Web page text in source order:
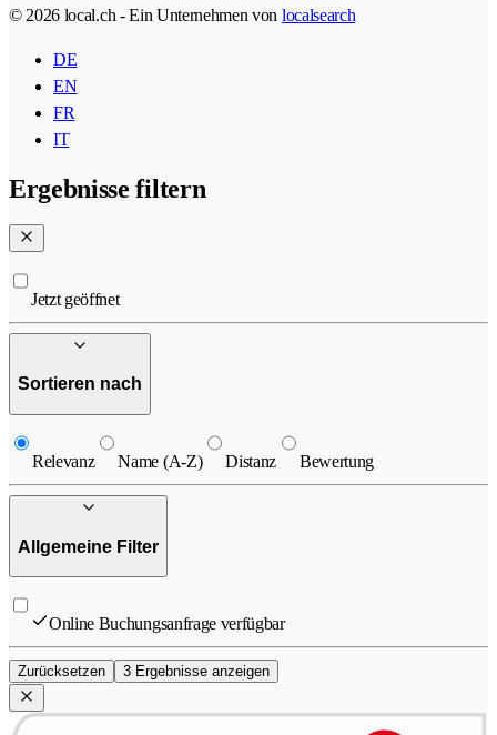
© 2026 local.ch - Ein Unternehmen von localsearch
DE
EN
FR
IT
Ergebnisse filtern
Jetzt geöffnet
Sortieren nach
Relevanz Name (A-Z) Distanz Bewertung
Allgemeine Filter
Online Buchungsanfrage verfügbar
Zurücksetzen 3 Ergebnisse anzeigen